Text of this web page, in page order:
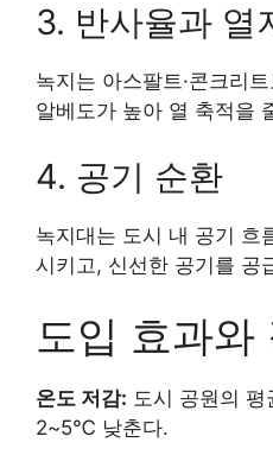
3. 반사율과 열
녹지는 아스팔트·콘크리
알베도가 높아 열 축적을
4. 공기 순환
녹지대는 도시 내 공기 흐
시키고, 신선한 공기를 공
도입 효과와
온도 저감: 도시 공원의
2~5℃ 낮춘다.